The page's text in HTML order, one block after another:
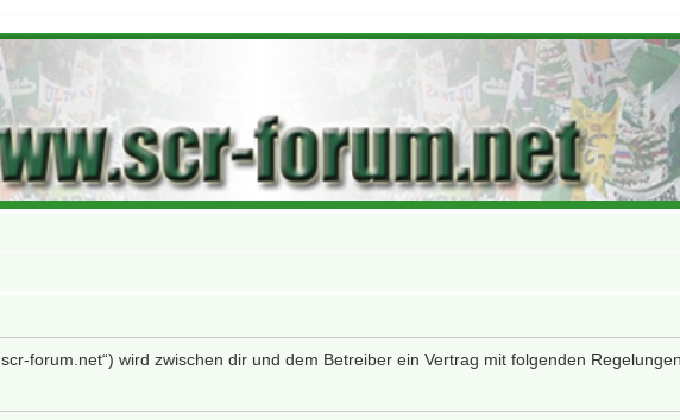
forum.net“) wird zwischen dir und dem Betreiber ein Vertrag mit folgenden